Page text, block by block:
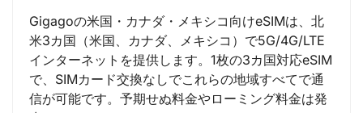
Gigagoの米国・カナダ・メキシコ向けeSIMは、北
米3カ国（米国、カナダ、メキシコ）で5G/4G/LTE
インターネットを提供します。1枚の3カ国対応eSIM
で、SIMカード交換なしでこれらの地域すべてで通
信が可能です。予期せぬ料金やローミング料金は発